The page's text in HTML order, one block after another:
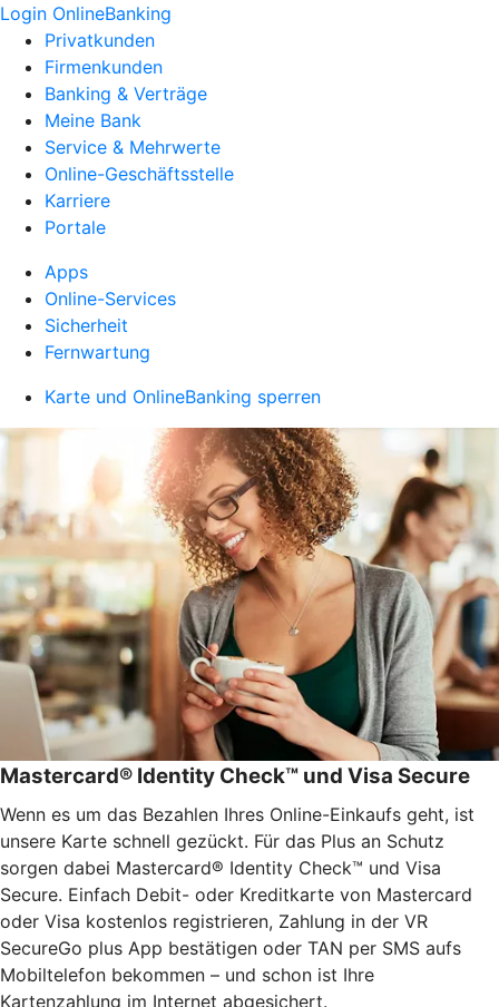
Login OnlineBanking
Privatkunden
Firmenkunden
Banking & Verträge
Meine Bank
Service & Mehrwerte
Online-Geschäftsstelle
Karriere
Portale
Apps
Online-Services
Sicherheit
Fernwartung
Karte und OnlineBanking sperren
Mastercard® Identity Check™ und Visa Secure
Wenn es um das Bezahlen Ihres Online-Einkaufs geht, ist
unsere Karte schnell gezückt. Für das Plus an Schutz
sorgen dabei Mastercard® Identity Check™ und Visa
Secure. Einfach Debit- oder Kreditkarte von Mastercard
oder Visa kostenlos registrieren, Zahlung in der VR
SecureGo plus App bestätigen oder TAN per SMS aufs
Mobiltelefon bekommen – und schon ist Ihre
Kartenzahlung im Internet abgesichert.